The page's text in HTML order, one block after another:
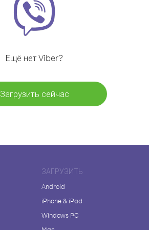
Ещё нет Viber?
Загрузить сейчас
ЗАГРУЗИТЬ
Android
iPhone & iPad
Windows PC